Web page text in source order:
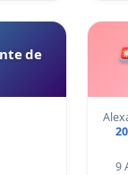
de
9